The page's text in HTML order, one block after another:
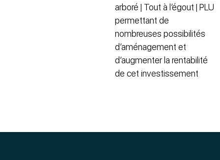
arboré | Tout à l’égout | PLU
permettant de
nombreuses possibilités
d’aménagement et
d’augmenter la rentabilité
de cet investissement